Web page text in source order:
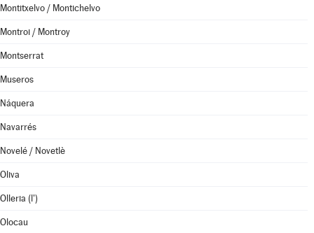
Montitxelvo / Montichelvo
Montroi / Montroy
Montserrat
Museros
Náquera
Navarrés
Novelé / Novetlè
Oliva
Olleria (l')
Olocau